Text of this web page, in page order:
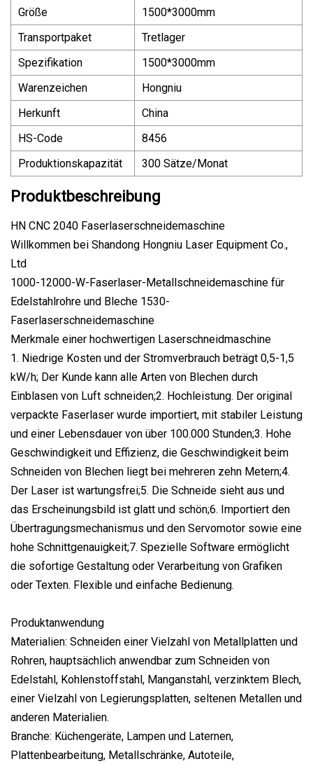
Größe
1500*3000mm
Transportpaket
Tretlager
Spezifikation
1500*3000mm
Warenzeichen
Hongniu
Herkunft
China
HS-Code
8456
Produktionskapazität
300 Sätze/Monat
Produktbeschreibung
HN CNC 2040 Faserlaserschneidemaschine
Willkommen bei Shandong Hongniu Laser Equipment Co.,
Ltd
1000-12000-W-Faserlaser-Metallschneidemaschine für
Edelstahlrohre und Bleche 1530-
Faserlaserschneidemaschine
Merkmale einer hochwertigen Laserschneidmaschine
1. Niedrige Kosten und der Stromverbrauch beträgt 0,5-1,5
kW/h; Der Kunde kann alle Arten von Blechen durch
Einblasen von Luft schneiden;2. Hochleistung. Der original
verpackte Faserlaser wurde importiert, mit stabiler Leistung
und einer Lebensdauer von über 100.000 Stunden;3. Hohe
Geschwindigkeit und Effizienz, die Geschwindigkeit beim
Schneiden von Blechen liegt bei mehreren zehn Metern;4.
Der Laser ist wartungsfrei;5. Die Schneide sieht aus und
das Erscheinungsbild ist glatt und schön;6. Importiert den
Übertragungsmechanismus und den Servomotor sowie eine
hohe Schnittgenauigkeit;7. Spezielle Software ermöglicht
die sofortige Gestaltung oder Verarbeitung von Grafiken
oder Texten. Flexible und einfache Bedienung.
Produktanwendung
Materialien: Schneiden einer Vielzahl von Metallplatten und
Rohren, hauptsächlich anwendbar zum Schneiden von
Edelstahl, Kohlenstoffstahl, Manganstahl, verzinktem Blech,
einer Vielzahl von Legierungsplatten, seltenen Metallen und
anderen Materialien.
Branche: Küchengeräte, Lampen und Laternen,
Plattenbearbeitung, Metallschränke, Autoteile,